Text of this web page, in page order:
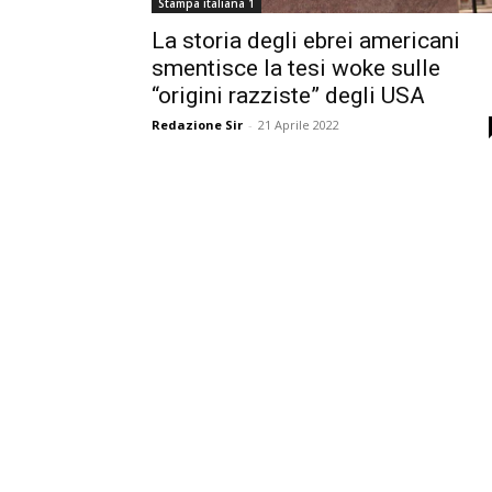
Stampa italiana 1
La storia degli ebrei americani
smentisce la tesi woke sulle
“origini razziste” degli USA
Redazione Sir - 21 Aprile 2022